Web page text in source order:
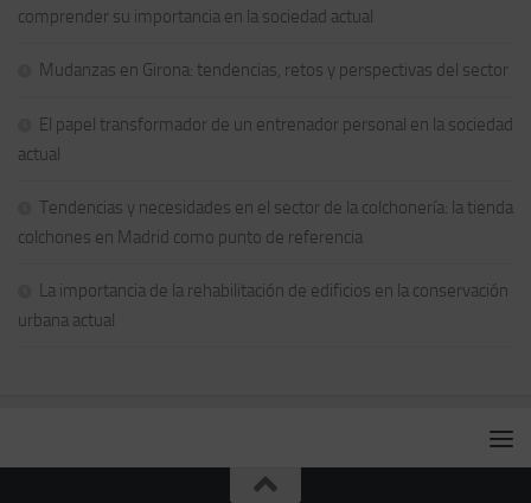
comprender su importancia en la sociedad actual
Mudanzas en Girona: tendencias, retos y perspectivas del sector
El papel transformador de un entrenador personal en la sociedad
actual
Tendencias y necesidades en el sector de la colchonería: la tienda
colchones en Madrid como punto de referencia
La importancia de la rehabilitación de edificios en la conservación
urbana actual